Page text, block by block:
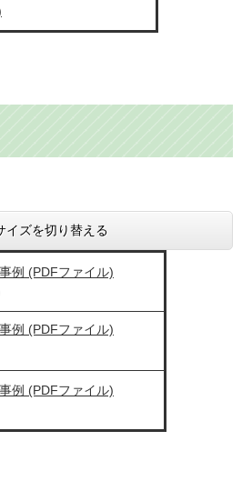
イズを切り替える
例 (PDFファイル)
例 (PDFファイル)
例 (PDFファイル)